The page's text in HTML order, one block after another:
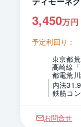
3,450万円
予定利回り：
東京都
高崎線
都電荒
内法
鉄筋コ
お問合せ